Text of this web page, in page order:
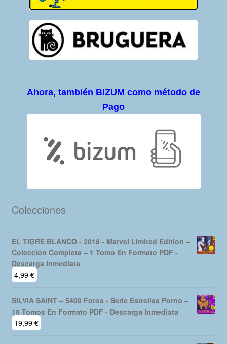
Ahora, también BIZUM como método de
Pago
Colecciones
EL TIGRE BLANCO - 2018 - Marvel Limited Edition –
Colección Completa – 1 Tomo En Formato PDF -
Descarga Inmediata
4,99 €
SILVIA SAINT – 5400 Fotos - Serie Estrellas Porno –
10 Tomos En Formato PDF - Descarga Inmediata
19,99 €